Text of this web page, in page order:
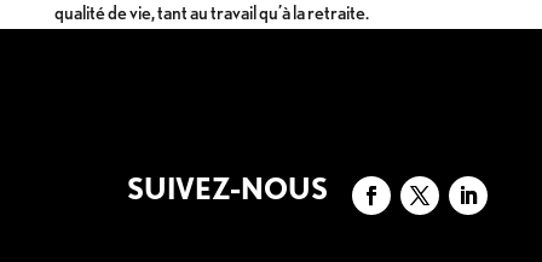
qualité de vie, tant au travail qu’à la retraite.
SUIVEZ-NOUS